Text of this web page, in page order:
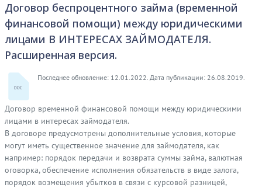
Договор беспроцентного займа (временной
финансовой помощи) между юридическими
лицами В ИНТЕРЕСАХ ЗАЙМОДАТЕЛЯ.
Расширенная версия.
Последнее обновление: 12.01.2022. Дата публикации: 26.08.2019.
Договор временной финансовой помощи между юридическими
лицами в интересах займодателя.
В договоре предусмотрены дополнительные условия, которые
могут иметь существенное значение для займодателя, как
например: порядок передачи и возврата суммы займа, валютная
оговорка, обеспечение исполнения обязательств в виде залога,
порядок возмещения убытков в связи с курсовой разницей,